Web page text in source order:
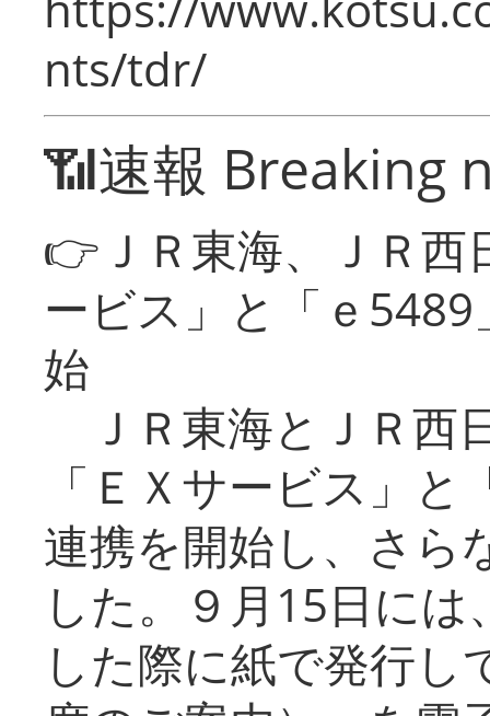
nts/tdr/
📶速報 Breaking
👉ＪＲ東海、ＪＲ
ービス」と「ｅ
始
ＪＲ東海とＪＲ西
「ＥＸサービス」
連携を開始し、さら
した。９月15日に
した際に紙で発行し